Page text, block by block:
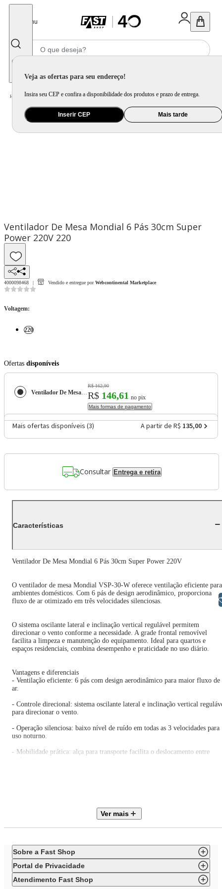
Menu
Veja as ofertas para seu endereço!
Insira seu CEP e confira a disponibilidade dos produtos e prazo de entrega.
Inserir CEP Mais tarde
Home Ar e Ventilação / Ventilador / Ventilador De Mesa Mondial 6 Pás 30cm Super Power 220V
Ventilador De Mesa Mondial 6 Pás 30cm Super
Power 220V 220
4000098468 Vendido e entregue por Webcontinental Marketplace
Voltagem:
220
Ofertas disponíveis
Ventilador De Mesa Mondial 6 Pás 30cm Super Power 220V
R$ 162,90
R$ 146,61 no pix
Mais formas de pagamento
Mais ofertas disponíveis (3) A partir de R$ 135,00
Consultar Entrega e retira
Características
Ventilador De Mesa Mondial 6 Pás 30cm Super Power 220V
O ventilador de mesa Mondial VSP-30-W oferece ventilação eficiente para
ambientes domésticos. Com 6 pás de design aerodinâmico, proporciona
fluxo de ar otimizado em três velocidades silenciosas.
O sistema oscilante lateral e inclinação vertical regulável permitem
direcionar o vento conforme a necessidade. A grade frontal removível
facilita a limpeza e manutenção do equipamento. Ideal para quartos e
espaços residenciais, combina desempenho e praticidade no uso diário.
Vantagens e diferenciais
- Ventilação eficiente: 6 pás com design aerodinâmico para maior fluxo de
ar.
- Controle direcional: sistema oscilante lateral e inclinação vertical
para direcionar o vento.
- Operação silenciosa: baixo nível de ruído em todas as 3 velocidades para
uso noturno.
- Mobilidade prática: alça para transporte facilita o deslocamento entre
- As imagens são meramente ilustrativas.
- O produto real pode apresentar pequenas variações de tonalidade,
ou acabamento.
Ver mais
Sobre a Fast Shop
Portal de Privacidade
Atendimento Fast Shop
Libras